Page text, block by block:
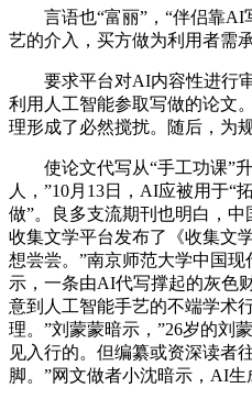
言语也“富丽”，“伴侣靠AI
艺的介入，买方做为利用者需
要求平台对AI内容性进行审
利用人工智能参取写做的论文
理形成了必然搅扰。随后，为
使论文代写从“手工功课”升
人，”10月13日，AI应被用于“
做”。良多支流期刊也明白，
收集文学平台发布了《收集文
想尝尝。”南京师范大学中国
示，一条由AI代写撑起的灰色
意到人工智能手艺的不端学术
理。”刘蒙蒙暗示，”26岁的刘
见入行的。但编纂或资深读者
脚。”网文做者小沈暗示，AI生